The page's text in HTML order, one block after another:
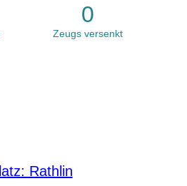
0
Zeugs versenkt